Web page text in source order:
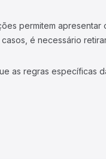
permitem
é necessário
as regras específicas